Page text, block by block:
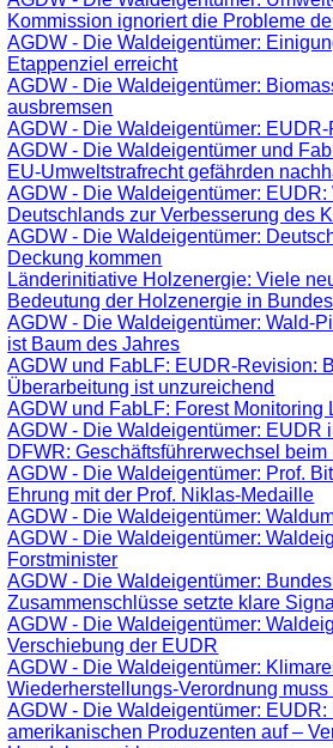
Kommission ignoriert die Probleme
AGDW - Die Waldeigentümer:
Etappenziel erreicht
AGDW - Die Waldeigentümer:
ausbremsen
AGDW - Die Waldeigentümer:
AGDW - Die Waldeigentümer und
EU-Umweltstrafrecht gefährden
AGDW - Die Waldeigentümer:
Deutschlands zur Verbesserung des
AGDW - Die Waldeigentümer:
Deckung kommen
Länderinitiative Holzenergie: Viele
Bedeutung der Holzenergie in
AGDW - Die Waldeigentümer: Wald-
ist Baum des Jahres
AGDW und FabLF: EUDR-Revision:
Überarbeitung ist unzureichend
AGDW und FabLF: Forest
AGDW - Die Waldeigentümer: EUDR
DFWR: Geschäftsführerwechsel
AGDW - Die Waldeigentümer: Prof.
Ehrung mit der Prof. Niklas-Medaille
AGDW - Die Waldeigentümer:
AGDW - Die Waldeigentümer:
Forstminister
AGDW - Die Waldeigentümer:
Zusammenschlüsse setzte klare
AGDW - Die Waldeigentümer:
Verschiebung der EUDR
AGDW - Die Waldeigentümer:
Wiederherstellungs-Verordnung muss
AGDW - Die Waldeigentümer:
amerikanischen Produzenten auf –